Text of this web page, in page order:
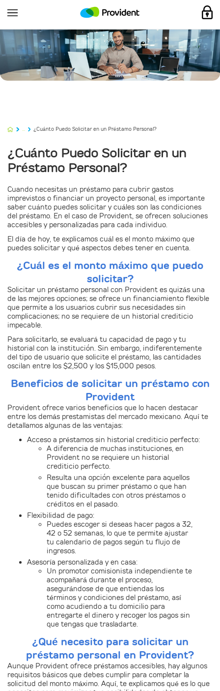
... ¿Cuánto Puedo Solicitar en un Préstamo Personal?
¿Cuánto Puedo Solicitar en un
Préstamo Personal?
Cuando necesitas un préstamo para cubrir gastos
imprevistos o financiar un proyecto personal, es importante
saber cuánto puedes solicitar y cuáles son las condiciones
del préstamo. En el caso de Provident, se ofrecen soluciones
accesibles y personalizadas para cada individuo.
El día de hoy, te explicamos cuál es el monto máximo que
puedes solicitar y qué aspectos debes tener en cuenta.
¿Cuál es el monto máximo que puedo
solicitar?
Solicitar un préstamo personal con Provident es quizás una
de las mejores opciones; se ofrece un financiamiento flexible
que permite a los usuarios cubrir sus necesidades sin
complicaciones; no se requiere de un historial crediticio
impecable.
Para solicitarlo, se evaluará tu capacidad de pago y tu
historial con la institución. Sin embargo, indiferentemente
del tipo de usuario que solicite el préstamo, las cantidades
oscilan entre los $2,500 y los $15,000 pesos.
Beneficios de solicitar un préstamo con
Provident
Provident ofrece varios beneficios que lo hacen destacar
entre los demás prestamistas del mercado mexicano. Aquí te
detallamos algunas de las ventajas:
Acceso a préstamos sin historial crediticio perfecto:
A diferencia de muchas instituciones, en
Provident no se requiere un historial
crediticio perfecto.
Resulta una opción excelente para aquellos
que buscan su primer préstamo o que han
tenido dificultades con otros préstamos o
créditos en el pasado.
Flexibilidad de pago:
Puedes escoger si deseas hacer pagos a 32,
42 o 52 semanas, lo que te permite ajustar
tu calendario de pagos según tu flujo de
ingresos.
Asesoría personalizada y en casa:
Un promotor comisionista independiente te
acompañará durante el proceso,
asegurándose de que entiendas los
términos y condiciones del préstamo, así
como acudiendo a tu domicilio para
entregarte el dinero y recoger los pagos sin
que tengas que trasladarte.
¿Qué necesito para solicitar un
préstamo personal en Provident?
Aunque Provident ofrece préstamos accesibles, hay algunos
requisitos básicos que debes cumplir para completar la
solicitud del monto máximo. Aquí, te explicamos qué es lo que